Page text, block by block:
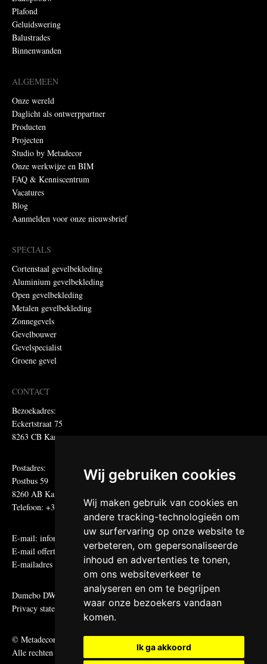
Wij gebruiken cookies
Wij maken gebruik van cookies en
andere tracking-technologieën om
uw surfervaring op onze website te
verbeteren, om gepersonaliseerde
inhoud en advertenties te tonen,
om ons websiteverkeer te
analyseren en om te begrijpen
waar onze bezoekers vandaan
komen.
Ik ga akkoord
Plafond
Geluidswering
Balustrades
Binnenwanden
ALGEMEEN
Onze wereld
Daglicht als ontwerppartner
Producten
Projecten
Studio by Metadecor
Onze werkwijze en BIM
FAQ & Kenniscentrum
Vacatures
Blog
Aanmelden voor onze nieuwsbrief
SPECIALS
Cortenstaal gevelbekleding
Aluminium gevelbekleding
Open gevelbekleding
Metalen gevelbekleding
Zonnegevels
Gevelbouwer
Gevelspecialist
Groene gevel
CONTACT
Bezoekadres:
Eckertstraat 75
8263 CB Kampen
Postadres:
Postbus 59
8260 AB Kampen
Telefoon: +31 (0)38 331 81 81
E-mail: informatie@metadecor.nl
E-mail offertes:
calculatie@metadecor.nl
E-mailadres administratie:facturen@metadecor.nl
Dumebo DWS voorwaarden
Privacy statement
© Metadecor
Alle rechten voorbehouden